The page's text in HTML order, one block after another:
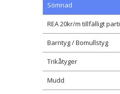
Sömnad
REA 20kr/m tillfälligt parti
Barntyg / Bomullstyg
Trikåtyger
Mudd